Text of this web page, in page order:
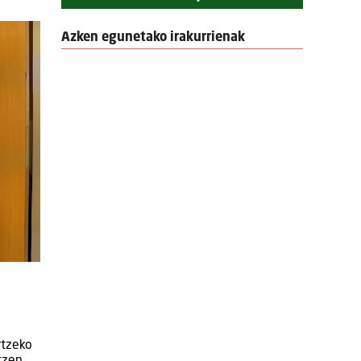
Azken egunetako irakurrienak